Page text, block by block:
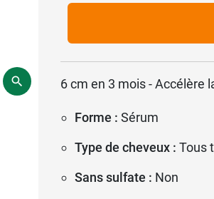
6 cm en 3 mois - Accélère
Forme : Sérum
Type de cheveux : Tous
Sans sulfate : Non